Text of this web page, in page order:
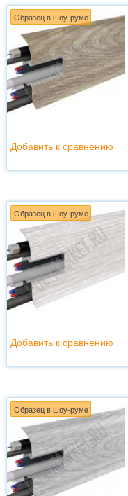
Образец в шоу-руме
Добавить к сравнению
Образец в шоу-руме
Добавить к сравнению
Образец в шоу-руме